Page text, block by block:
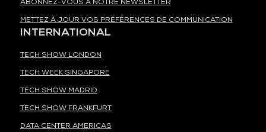
ABONNEZ-VOUS À NOTRE NEWSLETTER
METTEZ À JOUR VOS PRÉFÉRENCES DE COMMUNICATION
INTERNATIONAL
TECH SHOW LONDON
TECH WEEK SINGAPORE
TECH SHOW MADRID
TECH SHOW FRANKFURT
DATA CENTER AMERICAS